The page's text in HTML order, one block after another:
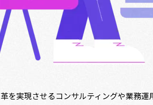
を実現させるコンサルティングや業務